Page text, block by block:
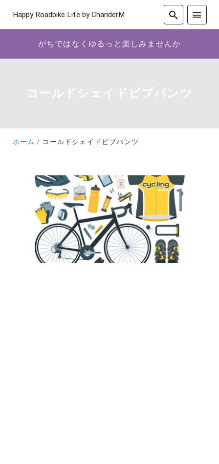
Happy Roadbike Life by ChariderM
がちではなくゆるっと楽しみませんか
コールドシェイドビブパンツ
ホーム コールドシェイドビブパンツ